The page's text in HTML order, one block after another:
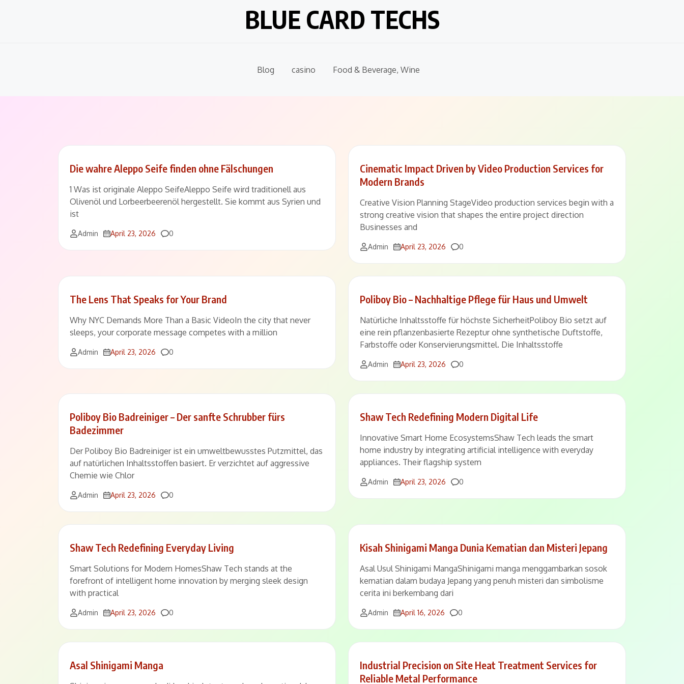
BLUE CARD TECHS
Blog casino Food & Beverage, Wine
Die wahre Aleppo Seife finden ohne Fälschungen
1 Was ist originale Aleppo SeifeAleppo Seife wird traditionell aus
Olivenöl und Lorbeerbeerenöl hergestellt. Sie kommt aus Syrien und
ist
Admin April 23, 2026 Comments
0
Cinematic Impact Driven by Video Production Services for
Modern Brands
Creative Vision Planning StageVideo production services begin with a
strong creative vision that shapes the entire project direction
Businesses and
Admin April 23, 2026 Comments
0
The Lens That Speaks for Your Brand
Why NYC Demands More Than a Basic VideoIn the city that never
sleeps, your corporate message competes with a million
Admin April 23, 2026 Comments
0
Poliboy Bio – Nachhaltige Pflege für Haus und Umwelt
Natürliche Inhaltsstoffe für höchste SicherheitPoliboy Bio setzt auf
eine rein pflanzenbasierte Rezeptur ohne synthetische Duftstoffe,
Farbstoffe oder Konservierungsmittel. Die Inhaltsstoffe
Admin April 23, 2026 Comments
0
Poliboy Bio Badreiniger – Der sanfte Schrubber fürs
Badezimmer
Der Poliboy Bio Badreiniger ist ein umweltbewusstes Putzmittel, das
auf natürlichen Inhaltsstoffen basiert. Er verzichtet auf aggressive
Chemie wie Chlor
Admin April 23, 2026 Comments
0
Shaw Tech Redefining Modern Digital Life
Innovative Smart Home EcosystemsShaw Tech leads the smart
home industry by integrating artificial intelligence with everyday
appliances. Their flagship system
Admin April 23, 2026 Comments
0
Shaw Tech Redefining Everyday Living
Smart Solutions for Modern HomesShaw Tech stands at the
forefront of intelligent home innovation by merging sleek design
with practical
Admin April 23, 2026 Comments
0
Kisah Shinigami Manga Dunia Kematian dan Misteri Jepang
Asal Usul Shinigami MangaShinigami manga menggambarkan sosok
kematian dalam budaya Jepang yang penuh misteri dan simbolisme
cerita ini berkembang dari
Admin April 16, 2026 Comments
0
Asal Shinigami Manga
Industrial Precision on Site Heat Treatment Services for
Reliable Metal Performance